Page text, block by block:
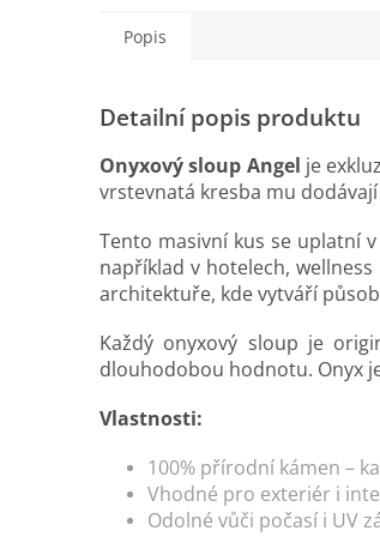
Popis
Detailní popis produktu
Onyxový sloup Angel je
vrstevnatá kresba mu
Tento masivní kus se uplatní
například v hotelech,
architektuře, kde vytváří
Každý onyxový sloup je
dlouhodobou hodnotu. Onyx
Vlastnosti:
100% přírodní kámen –
Vhodné pro exteriér i
Odolné vůči počasí i UV